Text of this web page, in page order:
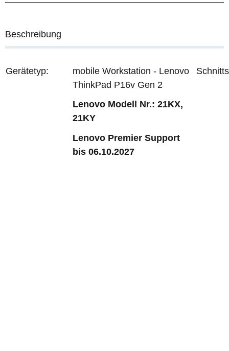
Beschreibung
Gerätetyp:
mobile Workstation - Lenovo
ThinkPad P16v Gen 2
Lenovo Modell Nr.: 21KX,
21KY
Lenovo Premier Support
bis 06.10.2027